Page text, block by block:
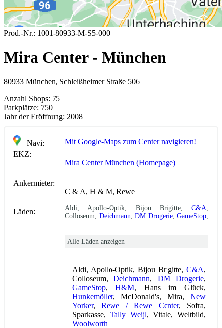
Prod.-Nr.: 1001-80933-M-S5-000
Mira Center - München
80933 München, Schleißheimer Straße 506
Anzahl Shops: 75
Parkplätze: 750
Jahr der Eröffnung: 2008
Navi:
Mit Google-Maps zum Center navigieren!
EKZ:
Mira Center München (Homepage)
Ankermieter:
C & A, H & M, Rewe
Läden: Aldi, Apollo-Optik, Bijou Brigitte, C&A
Colloseum, Deichmann DM Drogerie, GameStop
Alle Läden anzeigen
Aldi, Apollo-Optik, Bijou Brigitte, C&A,
Colloseum,Deichmann, DM Drogerie,
GameStop, H&M, Hans im Glück,
Hunkemöller, McDonald's, Mira, New
Yorker,Rewe / Rewe Center, Sofra,
Sparkasse, Tally Weijl, Vitale, Weltbild,
Woolworth